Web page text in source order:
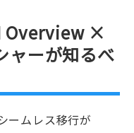
Overview ×
ャーが知るべ
ームレス移行が